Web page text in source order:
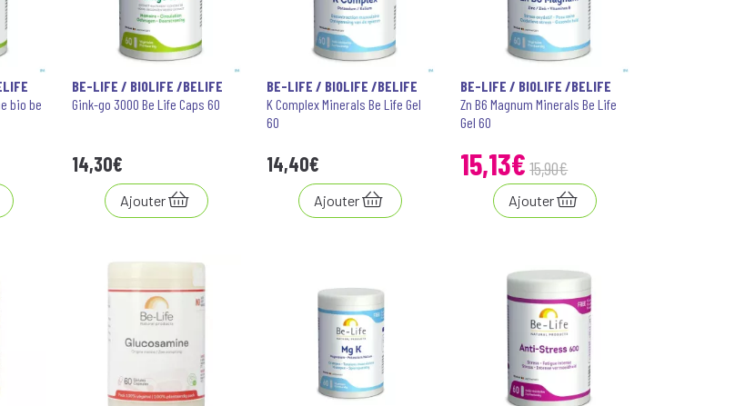
bio be
BE-LIFE / BIOLIFE /BELIFE
Gink-go 3000 Be Life Caps 60
14,30€
Ajouter
BE-LIFE / BIOLIFE /BELIFE
K Complex Minerals Be Life Gel
60
14,40€
Ajouter
BE-LIFE / BIOLIFE /BELIFE
Zn B6 Magnum Minerals Be Life
Gel 60
15,13€ 15,90€
Ajouter